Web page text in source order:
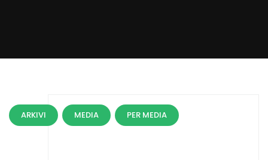
ARKIVI MEDIA PER MEDIA